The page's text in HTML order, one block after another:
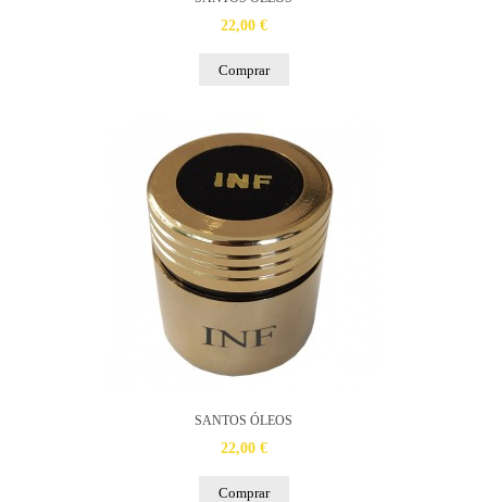
22,00 €
Comprar
SANTOS ÓLEOS
22,00 €
Comprar